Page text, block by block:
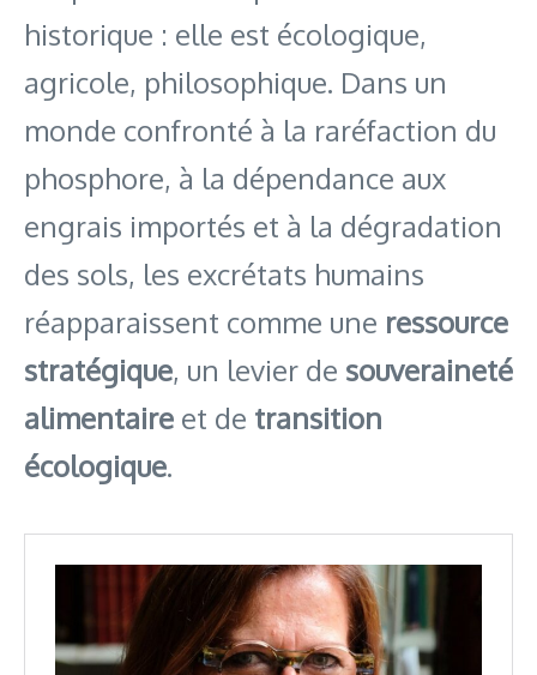
historique : elle est écologique,
agricole, philosophique. Dans un
monde confronté à la raréfaction du
phosphore, à la dépendance aux
engrais importés et à la dégradation
des sols, les excrétats humains
réapparaissent comme une ressource
stratégique, un levier de souveraineté
alimentaire et de transition
écologique.